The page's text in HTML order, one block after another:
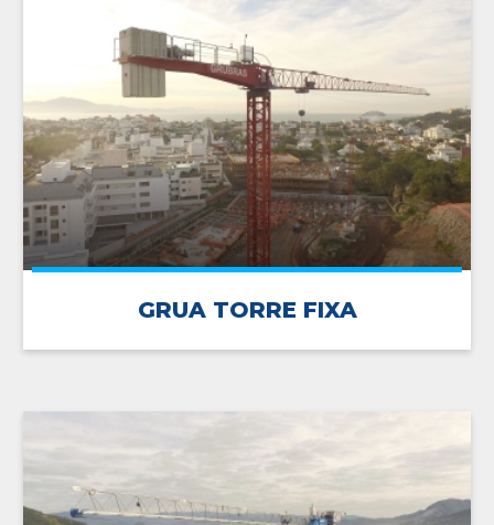
GRUA TORRE FIXA